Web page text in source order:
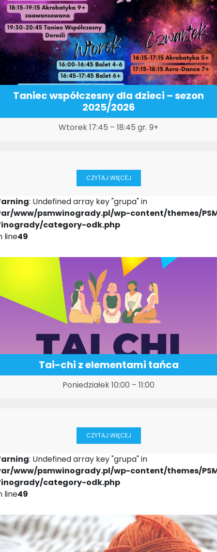
Taniec współczesny dla dzieci – sezon
2025/2026
Wtorek 17:45 – 18:45 gr. 9+
CZYTAJ WIĘCEJ
: Undefined array key "grupa" in
www/psmwinogrady.pl/wp-content/themes/
category-odk.php
line49
Tai-chi z elementami tańca
Poniedziałek 10:00 – 11:00
CZYTAJ WIĘCEJ
: Undefined array key "grupa" in
www/psmwinogrady.pl/wp-content/themes/
category-odk.php
line49